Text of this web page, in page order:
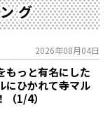
グ
2026年08月04日
もっと有名にした
にひかれて寺マル
1/4）